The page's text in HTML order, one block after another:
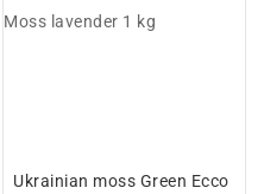
Ukrainian moss Green Ecco